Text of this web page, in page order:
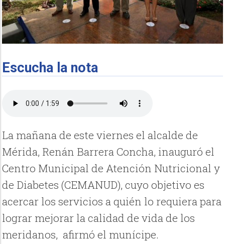
Escucha la nota
La mañana de este viernes el alcalde de
Mérida, Renán Barrera Concha, inauguró el
Centro Municipal de Atención Nutricional y
de Diabetes (CEMANUD), cuyo objetivo es
acercar los servicios a quién lo requiera para
lograr mejorar la calidad de vida de los
meridanos, afirmó el munícipe.